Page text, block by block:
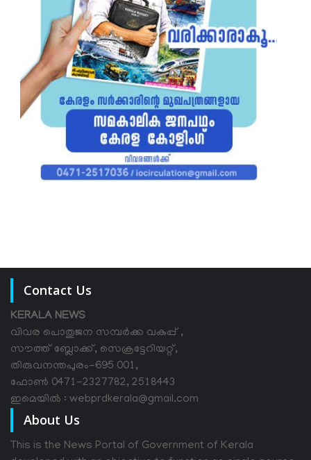
Contact Us
KERALA NEWS
വിവര പൊതുജന സമ്പര്‍ക്ക വകുപ്പ് ,
സൗത്ത് ബ്ലോക്ക്, സെക്രട്ടേറിയറ്റ്,
തിരുവനന്തപുരം-695 001,
ഫോൺ 0471-2327782, 2518443
ഇമെയിൽ : webprdkerala@gmail.com
About Us
This is the News Portal of Government of Kerala